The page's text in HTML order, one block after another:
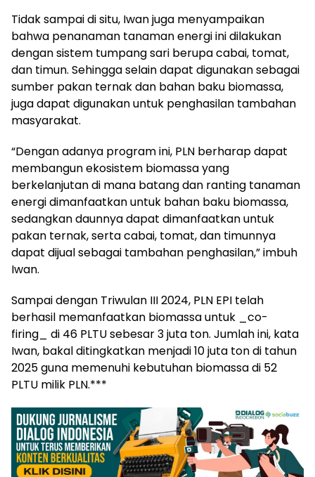
Tidak sampai di situ, Iwan juga menyampaikan
bahwa penanaman tanaman energi ini dilakukan
dengan sistem tumpang sari berupa cabai, tomat,
dan timun. Sehingga selain dapat digunakan sebagai
sumber pakan ternak dan bahan baku biomassa,
juga dapat digunakan untuk penghasilan tambahan
masyarakat.
“Dengan adanya program ini, PLN berharap dapat
membangun ekosistem biomassa yang
berkelanjutan di mana batang dan ranting tanaman
energi dimanfaatkan untuk bahan baku biomassa,
sedangkan daunnya dapat dimanfaatkan untuk
pakan ternak, serta cabai, tomat, dan timunnya
dapat dijual sebagai tambahan penghasilan,” imbuh
Iwan.
Sampai dengan Triwulan III 2024, PLN EPI telah
berhasil memanfaatkan biomassa untuk _co-
firing_ di 46 PLTU sebesar 3 juta ton. Jumlah ini, kata
Iwan, bakal ditingkatkan menjadi 10 juta ton di tahun
2025 guna memenuhi kebutuhan biomassa di 52
PLTU milik PLN.***